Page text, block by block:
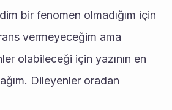
bir fenomen olmadığım için
vermeyeceğim ama
olabileceği için yazının en
Dileyenler oradan